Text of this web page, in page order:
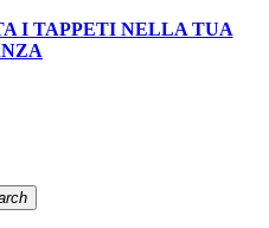
I TAPPETI NELLA TUA